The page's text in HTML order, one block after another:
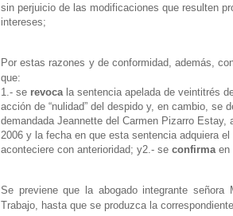
sin perjuicio de las modificaciones que resulten
intereses;
Por estas razones y de conformidad, además,
que:
1.- se revoca la sentencia apelada de veintitrés
acción de “nulidad” del despido y, en cambio, se
demandada Jeannette del Carmen Pizarro
2006 y la fecha en que esta sentencia adquiera
aconteciere con anterioridad; y2.- se confirma en
Se previene que la abogado integrante
Trabajo, hasta que se produzca la